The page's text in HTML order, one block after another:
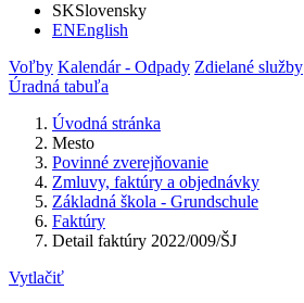
SKSlovensky
ENEnglish
Voľby Kalendár - Odpady Zdielané služby
Úradná tabuľa
Úvodná stránka
Mesto
Povinné zverejňovanie
Zmluvy, faktúry a objednávky
Základná škola - Grundschule
Faktúry
Detail faktúry 2022/009/ŠJ
Vytlačiť